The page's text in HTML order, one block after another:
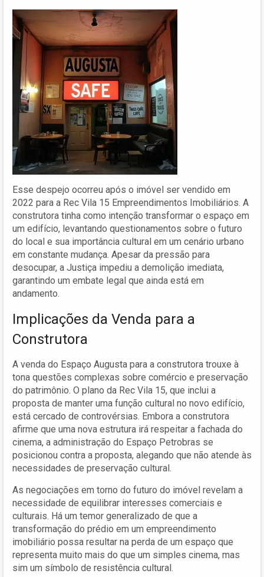
Esse despejo ocorreu após o imóvel ser vendido em
2022 para a Rec Vila 15 Empreendimentos Imobiliários. A
construtora tinha como intenção transformar o espaço em
um edifício, levantando questionamentos sobre o futuro
do local e sua importância cultural em um cenário urbano
em constante mudança. Apesar da pressão para
desocupar, a Justiça impediu a demolição imediata,
garantindo um embate legal que ainda está em
andamento.
Implicações da Venda para a
Construtora
A venda do Espaço Augusta para a construtora trouxe à
tona questões complexas sobre comércio e preservação
do patrimônio. O plano da Rec Vila 15, que inclui a
proposta de manter uma função cultural no novo edifício,
está cercado de controvérsias. Embora a construtora
afirme que uma nova estrutura irá respeitar a fachada do
cinema, a administração do Espaço Petrobras se
posicionou contra a proposta, alegando que não atende às
necessidades de preservação cultural.
As negociações em torno do futuro do imóvel revelam a
necessidade de equilibrar interesses comerciais e
culturais. Há um temor generalizado de que a
transformação do prédio em um empreendimento
imobiliário possa resultar na perda de um espaço que
representa muito mais do que um simples cinema, mas
sim um símbolo de resistência cultural.